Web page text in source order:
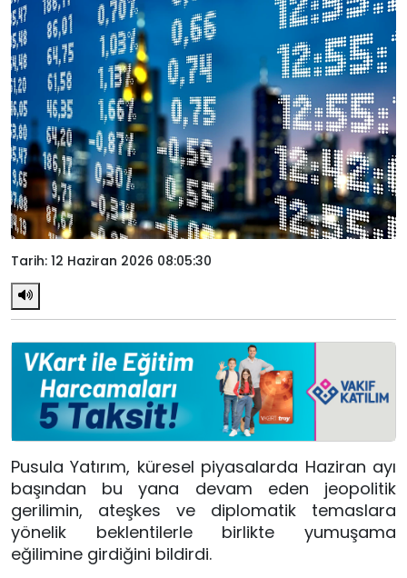
Tarih: 12 Haziran 2026 08:05:30
Pusula Yatırım, küresel piyasalarda Haziran ayı
başından bu yana devam eden jeopolitik
gerilimin, ateşkes ve diplomatik temaslara
yönelik beklentilerle birlikte yumuşama
eğilimine girdiğini bildirdi.